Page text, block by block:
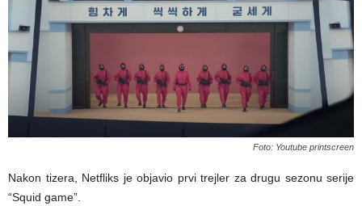
Foto: Youtube printscreen
Nakon tizera, Netfliks je objavio prvi trejler za drugu sezonu serije
“Squid game”.